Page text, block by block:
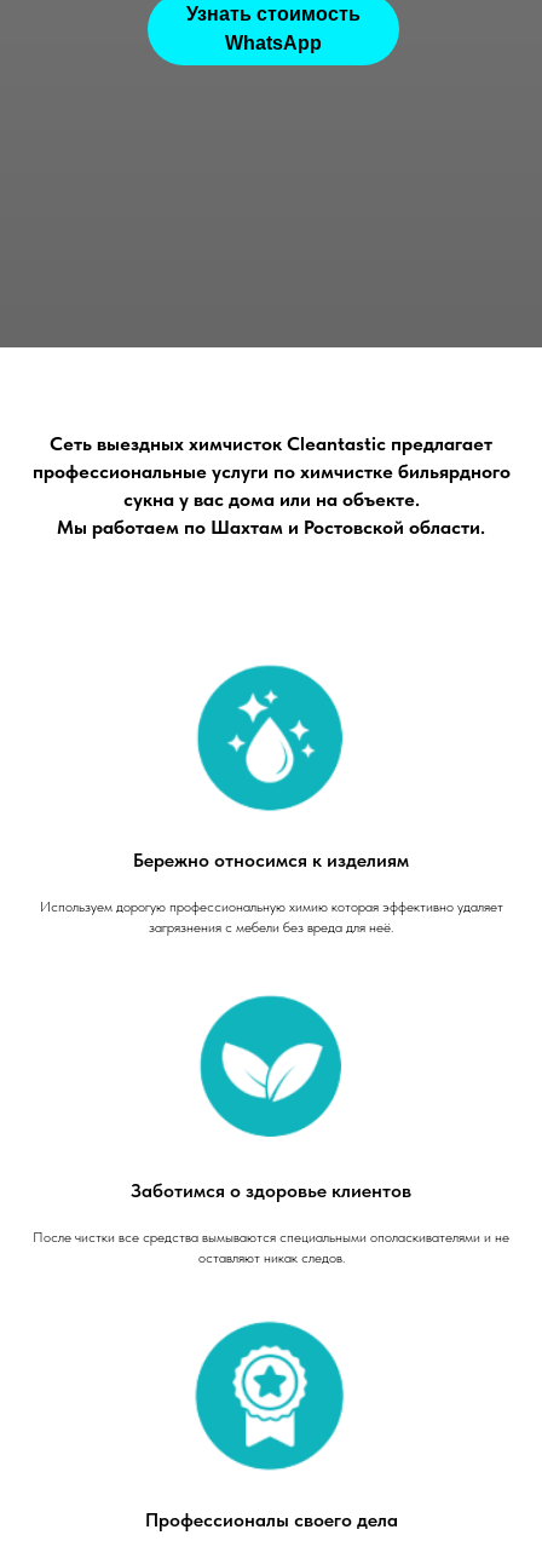
Узнать стоимость
WhatsApp
Сеть выездных химчисток Cleantastic предлагает
профессиональные услуги по химчистке бильярдного
сукна у вас дома или на объекте.
Мы работаем по Шахтам и Ростовской области.
Бережно относимся к изделиям
Используем дорогую профессиональную химию которая эффективно удаляет
загрязнения с мебели без вреда для неё.
Заботимся о здоровье клиентов
После чистки все средства вымываются специальными ополаскивателями и не
оставляют никак следов.
Профессионалы своего дела